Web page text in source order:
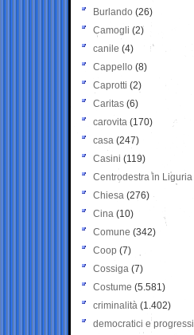
Burlando (26)
Camogli (2)
canile (4)
Cappello (8)
Caprotti (2)
Caritas (6)
carovita (170)
casa (247)
Casini (119)
Centrodestra in Liguria
Chiesa (276)
Cina (10)
Comune (342)
Coop (7)
Cossiga (7)
Costume (5.581)
criminalità (1.402)
democratici e